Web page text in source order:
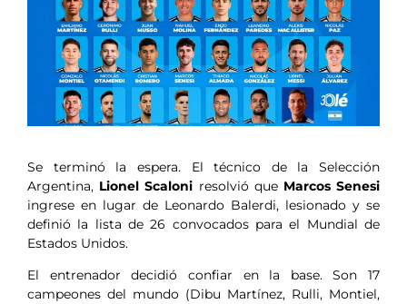
Se terminó la espera. El técnico de la Selección
Argentina, Lionel Scaloni resolvió que Marcos Senesi
ingrese en lugar de Leonardo Balerdi, lesionado y se
definió la lista de 26 convocados para el Mundial de
Estados Unidos.
El entrenador decidió confiar en la base. Son 17
campeones del mundo (Dibu Martínez, Rulli, Montiel,